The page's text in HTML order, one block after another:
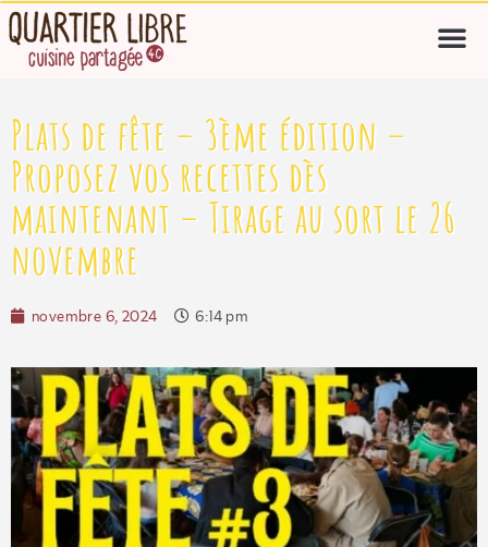
Plats de fête – 3ème édition –
Proposez vos recettes dès
maintenant – Tirage au sort le 26
novembre
novembre 6, 2024 6:14 pm